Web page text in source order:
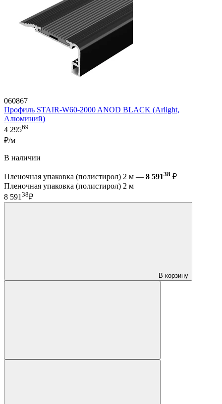
060867
Профиль STAIR-W60-2000 ANOD BLACK (Arlight,
Алюминий)
4 29569
₽/м
В наличии
Пленочная упаковка (полистирол) 2 м — 8 59138 ₽
Пленочная упаковка (полистирол) 2 м
8 591 38₽
В корзину